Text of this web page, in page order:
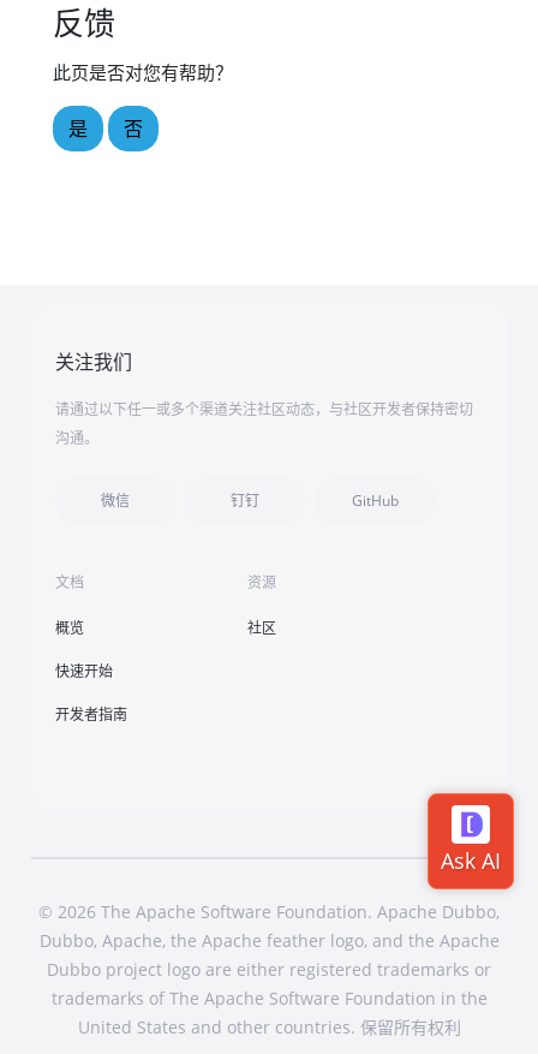
反馈
此页是否对您有帮助？
是 否
关注我们
请通过以下任一或多个渠道关注社区动态，与社区开发者保持密切
沟通。
微信 钉钉 GitHub
文档
概览
快速开始
开发者指南
资源
社区
© 2026 The Apache Software Foundation. Apache Dubbo,
Dubbo, Apache, the Apache feather logo, and the Apache
Dubbo project logo are either registered trademarks or
trademarks of The Apache Software Foundation in the
United States and other countries. 保留所有权利